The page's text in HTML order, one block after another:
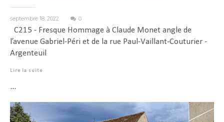
septembre 18, 2022 0
C215 - Fresque Hommage à Claude Monet angle de
l’avenue Gabriel-Péri et de la rue Paul-Vaillant-Couturier -
Argenteuil
Lire la suite
...